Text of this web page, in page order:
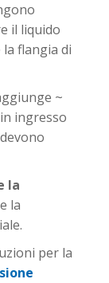
il liquido
flangia di
~
ingresso
la
la
per la